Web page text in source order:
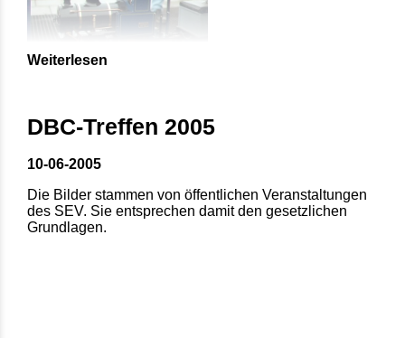
Weiterlesen
DBC-Treffen 2005
10-06-2005
Die Bilder stammen von öffentlichen Veranstaltungen
des SEV. Sie entsprechen damit den gesetzlichen
Grundlagen.